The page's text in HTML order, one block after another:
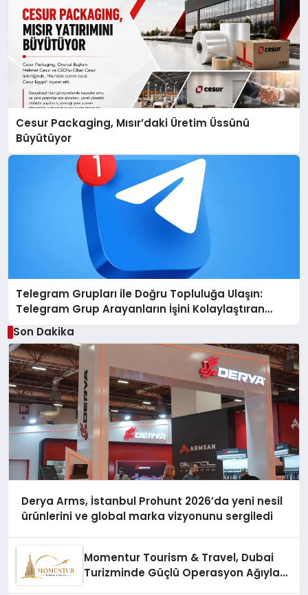
Cesur Packaging, Mısır’daki Üretim Üssünü
Büyütüyor
Telegram Grupları ile Doğru Topluluğa Ulaşın:
Telegram Grup Arayanların İşini Kolaylaştıran
Çözüm
Son Dakika
Derya Arms, İstanbul Prohunt 2026’da yeni nesil
ürünlerini ve global marka vizyonunu sergiledi
Momentur Tourism & Travel, Dubai
Turizminde Güçlü Operasyon Ağıyla